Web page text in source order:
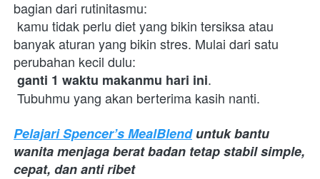
bagian dari rutinitasmu:
banyak aturan yang bikin stres. Mulai dari satu
perubahan kecil dulu:
ganti 1 waktu makanmu hari ini.
Tubuhmu yang akan berterima kasih nanti.
Pelajari Spencer’s MealBlend untuk bantu
wanita menjaga berat badan tetap stabil simple,
cepat, dan anti ribet